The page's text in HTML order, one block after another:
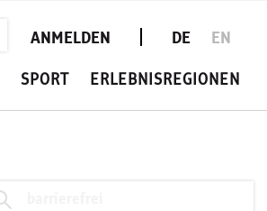
ANMELDEN DE EN
SPORT ERLEBNISREGIONEN